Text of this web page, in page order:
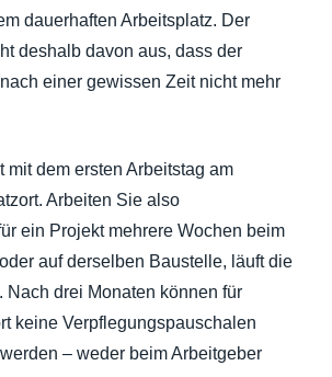
dauerhaften Arbeitsplatz. Der
deshalb davon aus, dass der
einer gewissen Zeit nicht mehr
mit dem ersten Arbeitstag am
Arbeiten Sie also
ein Projekt mehrere Wochen beim
auf derselben Baustelle, läuft die
Nach drei Monaten können für
keine Verpflegungspauschalen
– weder beim Arbeitgeber